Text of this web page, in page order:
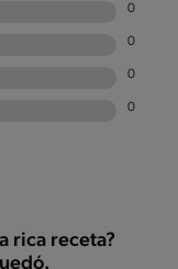
0
0
0
0
rica receta?